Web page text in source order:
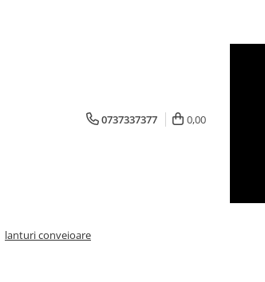
0737337377 0,00
lanturi conveioare